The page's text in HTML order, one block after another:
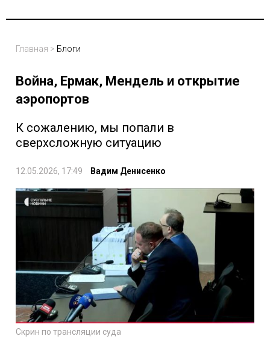
Главная > Блоги
Война, Ермак, Мендель и открытие
аэропортов
К сожалению, мы попали в
сверхсложную ситуацию
12.05.2026, 17:49 Вадим Денисенко
Скрин по трансляции суда